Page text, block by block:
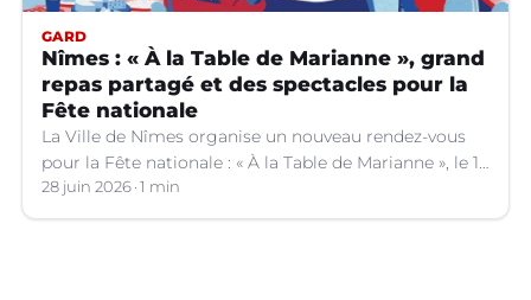
GARD
Nîmes : « À la Table de Marianne », grand
repas partagé et des spectacles pour la
Fête nationale
La Ville de Nîmes organise un nouveau rendez-vous
pour la Fête nationale : « À la Table de Marianne », le 13
juillet prochain.
28 juin 2026 1 min